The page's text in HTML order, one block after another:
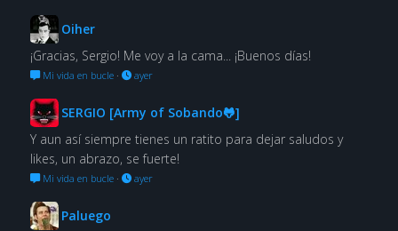
Oiher
¡Gracias, Sergio! Me voy a la cama... ¡Buenos días!
Mi vida en bucle· ayer
SERGIO [Army of Sobando🐸]
Y aun así siempre tienes un ratito para dejar saludos y
likes, un abrazo, se fuerte!
Mi vida en bucle· ayer
Paluego